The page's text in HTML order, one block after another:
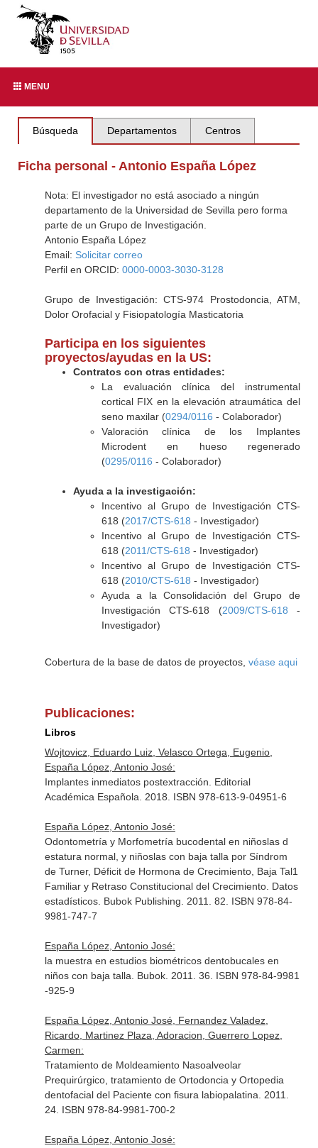
MENU
Búsqueda Departamentos Centros
Ficha personal - Antonio España López
Nota: El investigador no está asociado a ningún
departamento de la Universidad de Sevilla pero forma
parte de un Grupo de Investigación.
Antonio España López
Email: Solicitar correo
Perfil en ORCID: 0000-0003-3030-3128
Grupo de Investigación: CTS-974 Prostodoncia, ATM,
Dolor Orofacial y Fisiopatología Masticatoria
Participa en los siguientes
proyectos/ayudas en la US:
Contratos con otras entidades:
La evaluación clínica del instrumental
cortical FIX en la elevación atraumática del
seno maxilar (0294/0116 - Colaborador)
Valoración clínica de los Implantes
Microdent en hueso regenerado
(0295/0116 - Colaborador)
Ayuda a la investigación:
Incentivo al Grupo de Investigación CTS-
618 (2017/CTS-618 - Investigador)
Incentivo al Grupo de Investigación CTS-
618 (2011/CTS-618 - Investigador)
Incentivo al Grupo de Investigación CTS-
618 (2010/CTS-618 - Investigador)
Ayuda a la Consolidación del Grupo de
Investigación CTS-618 (2009/CTS-618 -
Investigador)
Cobertura de la base de datos de proyectos, véase aqui
Publicaciones:
Libros
Wojtovicz, Eduardo Luiz, Velasco Ortega, Eugenio,
España López, Antonio José:
Implantes inmediatos postextracción. Editorial
Académica Española. 2018. ISBN 978-613-9-04951-6
España López, Antonio José:
Odontometría y Morfometría bucodental en niñoslas d
estatura normal, y niñoslas con baja talla por Síndrom
de Turner, Déficit de Hormona de Crecimiento, Baja Tal1
Familiar y Retraso Constitucional del Crecimiento. Datos
estadísticos. Bubok Publishing. 2011. 82. ISBN 978-84-
9981-747-7
España López, Antonio José:
la muestra en estudios biométricos dentobucales en
niños con baja talla. Bubok. 2011. 36. ISBN 978-84-9981
-925-9
España López, Antonio José, Fernandez Valadez,
Ricardo, Martinez Plaza, Adoracion, Guerrero Lopez,
Carmen:
Tratamiento de Moldeamiento Nasoalveolar
Prequirúrgico, tratamiento de Ortodoncia y Ortopedia
dentofacial del Paciente con fisura labiopalatina. 2011.
24. ISBN 978-84-9981-700-2
España López, Antonio José: